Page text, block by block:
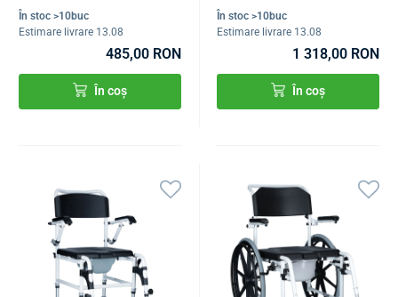
În stoc >10buc
Estimare livrare 13.08
485,00 RON
În coș
În stoc >10buc
Estimare livrare 13.08
1 318,00 RON
În coș